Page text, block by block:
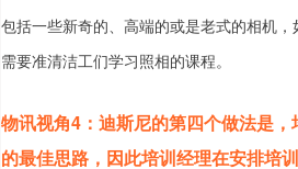
包括一些新奇的、高端的或是老式的相机
需要准清洁工们学习照相的课程。
物讯视角4：迪斯尼的第四个做法是
的最佳思路，因此培训经理在安排培